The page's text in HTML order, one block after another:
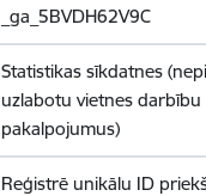
_ga_5BVDH62V9C
Statistikas sīkdatnes
uzlabotu vietnes darbību
pakalpojumus)
Reģistrē unikālu ID